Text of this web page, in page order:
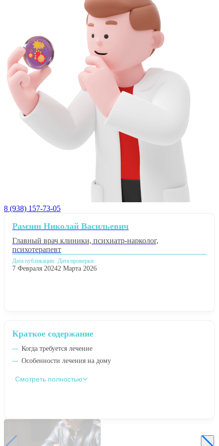
8 (938) 157-73-05
Краткое содержание
Когда требуется лечение
Особенности лечения на дому
Смотреть полностью
Рамзин Николай Васильевич
Главный врач клиники, психиатр-нарколог,
психотерапевт
Дата публикации:
7 Февраля 2024
Дата проверки:
2 Марта 2026